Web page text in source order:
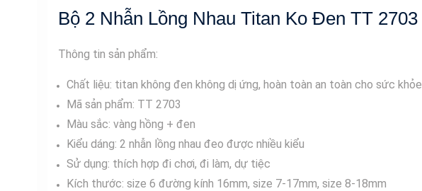
Bộ 2 Nhẫn Lồng Nhau Titan Ko Đen TT 2703
Thông tin sản phẩm:
Chất liệu: titan không đen không dị ứng, hoàn toàn an toàn cho sức khỏe
Mã sản phẩm: TT 2703
Màu sắc: vàng hồng + đen
Kiểu dáng: 2 nhẫn lồng nhau đeo được nhiều kiểu
Sử dụng: thích hợp đi chơi, đi làm, dự tiệc
Kích thước: size 6 đường kính 16mm, size 7-17mm, size 8-18mm